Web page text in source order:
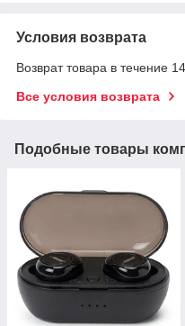
Условия возврата
Возврат товара в течение
Все условия возврата
Подобные товары